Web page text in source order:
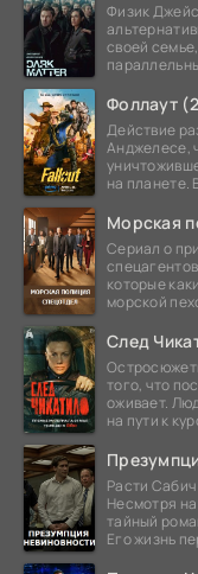
Физик
своей
Фоллаут
Действие
Анджелесе,
на планете.
Морская
Сериал о
которые
морской
След
того, что
оживает.
на пути к
Расти
Несмотря
тайный
Его жизнь